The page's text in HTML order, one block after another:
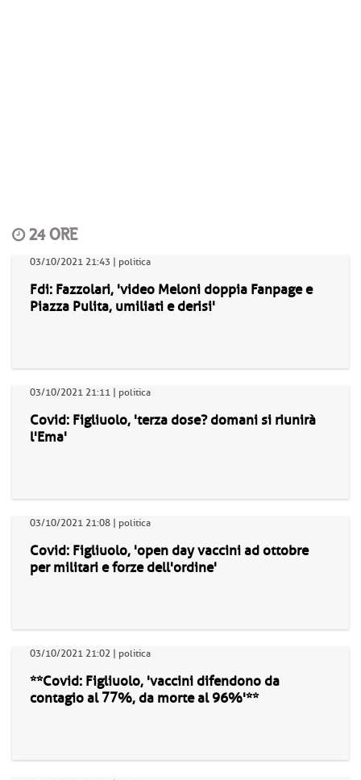
24 ORE
03/10/2021 21:43 | politica
Fdi: Fazzolari, 'video Meloni doppia Fanpage e
Piazza Pulita, umiliati e derisi'
03/10/2021 21:11 | politica
Covid: Figliuolo, 'terza dose? domani si riunirà
l'Ema'
03/10/2021 21:08 | politica
Covid: Figliuolo, 'open day vaccini ad ottobre
per militari e forze dell'ordine'
03/10/2021 21:02 | politica
**Covid: Figliuolo, 'vaccini difendono da
contagio al 77%, da morte al 96%'**